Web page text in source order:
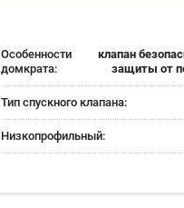
Особенности
домкрата:
клапан
защиты от
Тип спускного клапана:
Низкопрофильный: